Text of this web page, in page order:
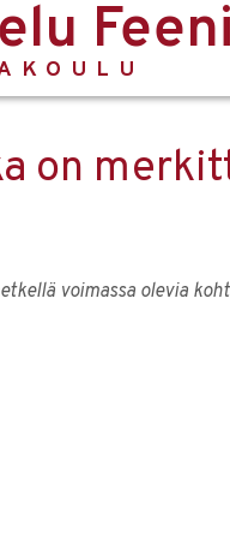
on
voimassa olevia